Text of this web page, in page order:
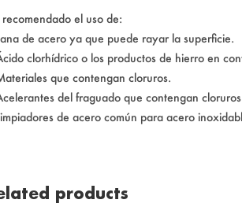
el uso de:
de acero ya que puede rayar la superficie.
clorhídrico o los productos de hierro en
que contengan cloruros.
del fraguado que contengan
de acero común para acero
products